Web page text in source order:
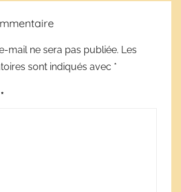
mail ne sera pas publiée. Les
sont indiqués avec *
*